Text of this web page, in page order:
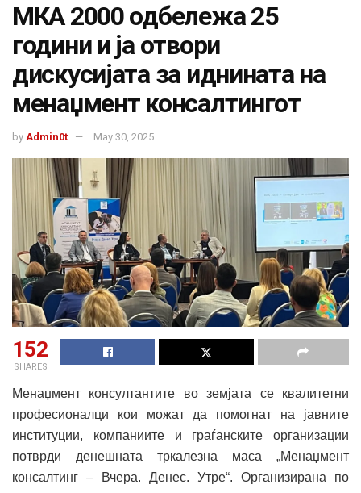
МКА 2000 одбележа 25
години и ја отвори
дискусијата за иднината на
менаџмент консалтингот
by Admin0t May 30, 2025
152
SHARES
Менаџмент консултантите во земјата се квалитетни
професионалци кои можат да помогнат на јавните
институции, компаниите и граѓанските организации
потврди денешната тркалезна маса „Менаџмент
консалтинг – Вчера. Денес. Утре“. Организирана по